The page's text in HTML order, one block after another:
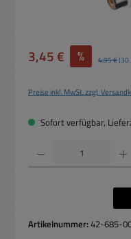
Verkaufspreis:
3,45 € % Regulärer
4,95 €
Preise inkl. MwSt. zzgl.
Sofort verfügbar,
Produkt Anzahl: Gib den
Artikelnummer:42-685-